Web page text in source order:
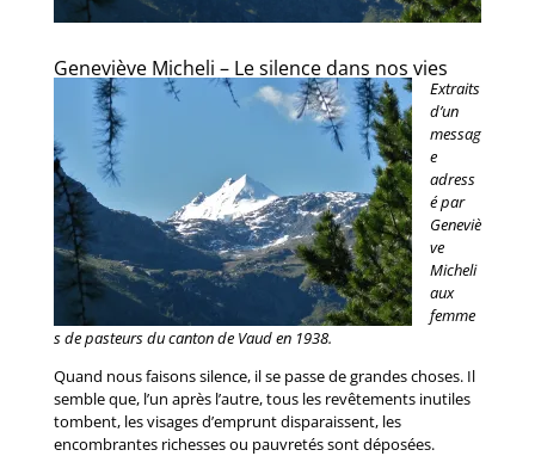
Geneviève Micheli – Le silence dans nos vies
Extraits
d’un
messag
e
adress
é par
Geneviè
ve
Micheli
aux
femme
s de pasteurs du canton de Vaud en 1938.
Quand nous faisons silence, il se passe de grandes choses. Il
semble que, l’un après l’autre, tous les revêtements inutiles
tombent, les visages d’emprunt disparaissent, les
encombrantes richesses ou pauvretés sont déposées.